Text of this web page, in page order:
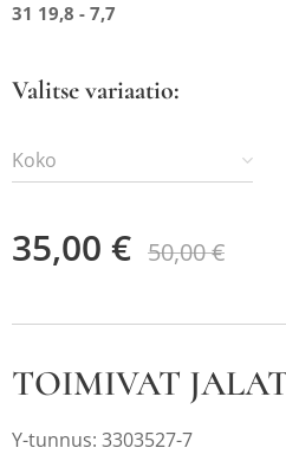
31 19,8 - 7,7
Valitse variaatio:
Koko
35,00 € 50,00€
TOIMIVAT
Y-tunnus: 3303527-7